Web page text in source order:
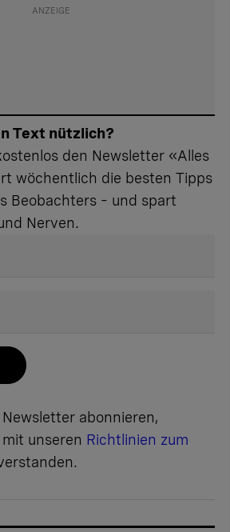
Text nützlich?
den Newsletter «Alles
wöchentlich die besten Tipps
Beobachters – und spart
Nerven.
abonnieren,
unseren Richtlinien zum